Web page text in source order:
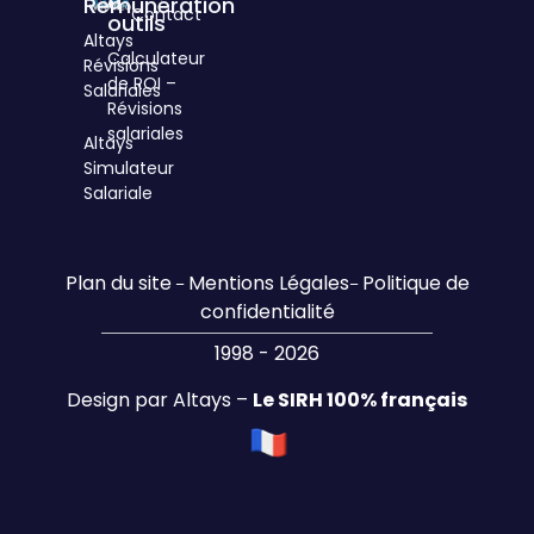
Altays
Révisions
Salariales
Altays
Simulateur
Salariale
outils
Calculateur
de ROI –
Révisions
salariales
Contact
Plan du site– Mentions Légales– Politique de
confidentialité
1998 - 2026
Design par Altays – Le SIRH 100% français